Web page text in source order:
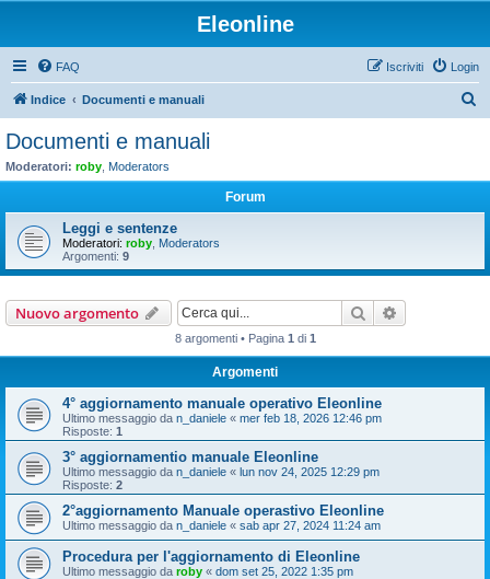
Eleonline
FAQ Login
Iscriviti
Indice Documenti e manuali
Documenti e manuali
Moderatori: roby Moderators
Forum
Leggi e sentenze
Moderatori: roby Moderators
Argomenti: 9
Nuovo argomento Cerca
8 argomenti • Pagina 1 di 1
Argomenti
4° aggiornamento manuale operativo Eleonline
Ultimo messaggio da n_daniele « mer feb 18, 2026 12:46 pm
Risposte: 1
3° aggiornamentio manuale Eleonline
Ultimo messaggio da n_daniele « lun nov 24, 2025 12:29 pm
Risposte: 2
2°aggiornamento Manuale operastivo Eleonline
Ultimo messaggio da n_daniele « sab apr 27, 2024 11:24 am
Procedura per l'aggiornamento di Eleonline
Ultimo messaggio da roby « dom set 25, 2022 1:35 pm